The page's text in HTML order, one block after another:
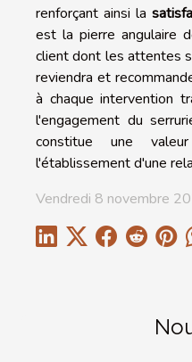
renforçant ainsi la
est la pierre angulaire
client dont les attentes
reviendra et
à chaque intervention
l'engagement du
constitue une
l'établissement d'une
Vendredi 8 novembre